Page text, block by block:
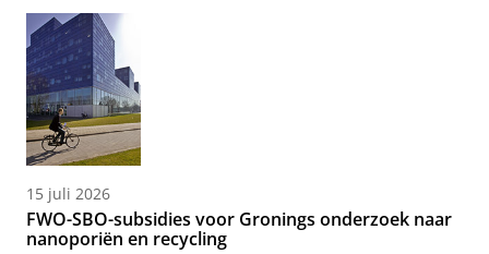
15 juli 2026
FWO-SBO-subsidies voor Gronings onderzoek naar
nanoporiën en recycling